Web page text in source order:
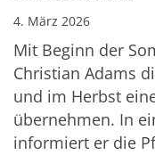
4. März 2026
Mit Beginn der
Christian Adams
und im Herbst
übernehmen. In
informiert er die